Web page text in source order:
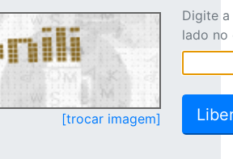
[trocar imagem]
Digite
lado no